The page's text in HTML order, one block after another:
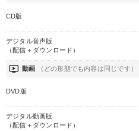
CD版
デジタル音声版
（配信＋ダウンロード）
ondemand_video 動画 （どの形態でも内容は同じです）
DVD版
デジタル動画版
（配信＋ダウンロード）